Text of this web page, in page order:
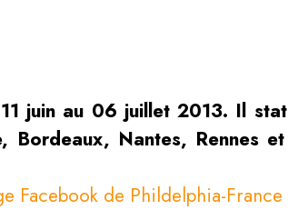
juin au 06 juillet 2013. Il
Bordeaux, Nantes, Rennes
Facebook de Phildelphia-France